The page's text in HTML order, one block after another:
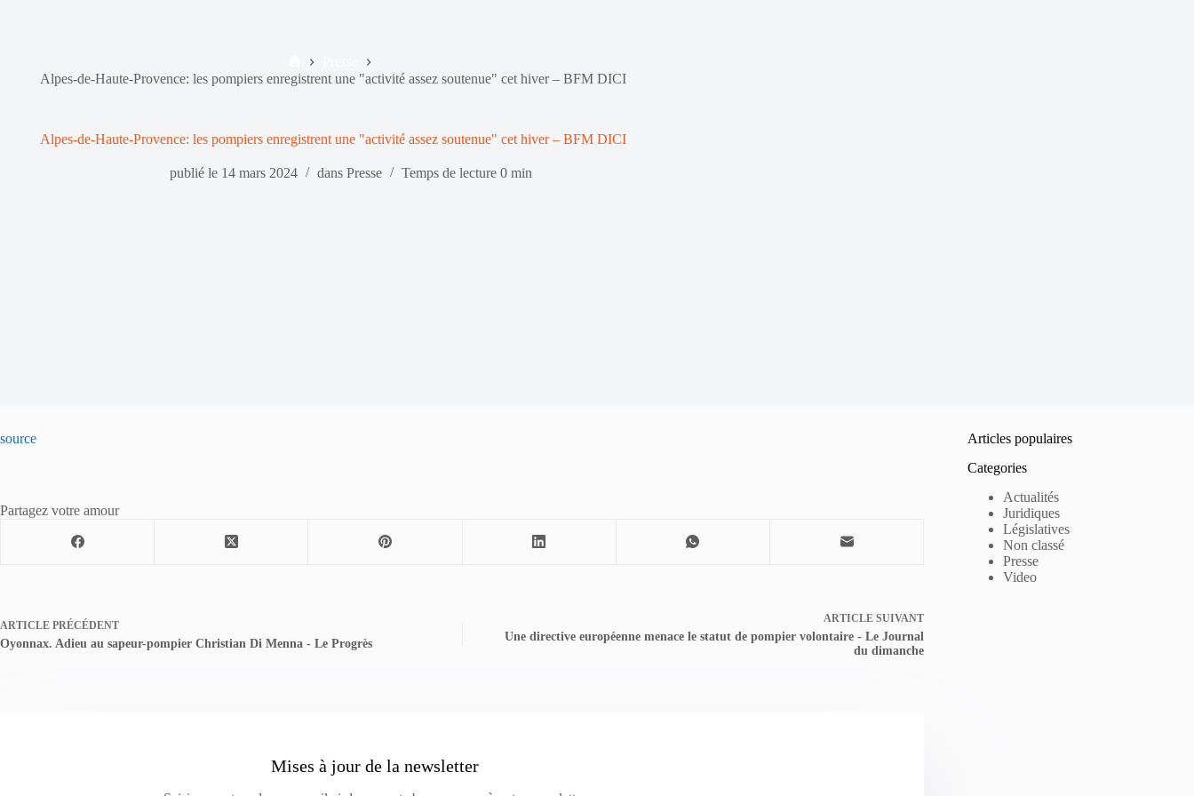
Accueil
Alpes-de-Haute-Provence: les pompiers enregistrent une "activité assez soutenue" cet hiver – BFM DICI
Alpes-de-Haute-Provence: les pompiers enregistrent une "activité assez soutenue" cet hiver – BFM DICI
publié le 14 mars 2024 dans Presse Temps de lecture 0 min
source
Partagez votre amour
ARTICLE PRÉCÉDENT
Oyonnax. Adieu au sapeur-pompier Christian Di Menna - Le Progrès
ARTICLE SUIVANT
Une directive européenne menace le statut de pompier volontaire - Le Journal
du dimanche
Mises à jour de la newsletter
Articles populaires
Categories
Actualités
Juridiques
Législatives
Non classé
Presse
Video